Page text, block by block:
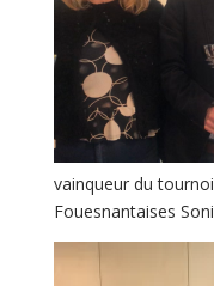
vainqueur du
Fouesnantaises